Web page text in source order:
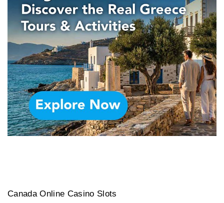
Canada Online Casino Slots